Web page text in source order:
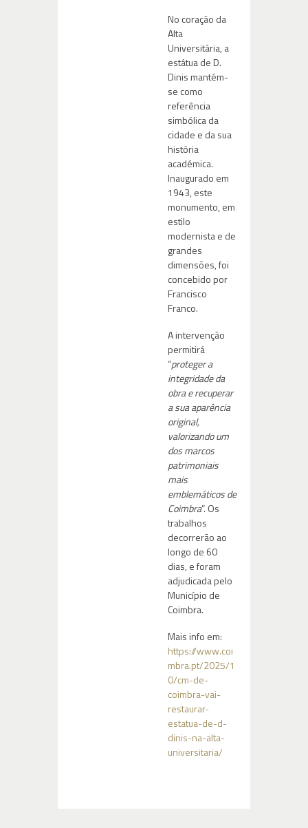
No coração da
Alta
Universitária, a
estátua de D.
Dinis mantém-
se como
referência
simbólica da
cidade e da sua
história
académica.
Inaugurado em
1943, este
monumento, em
estilo
modernista e de
grandes
dimensões, foi
concebido por
Francisco
Franco.
A intervenção
permitirá
“proteger a
integridade da
obra e recuperar
a sua aparência
original,
valorizando um
dos marcos
patrimoniais
mais
emblemáticos de
Coimbra”. Os
trabalhos
decorrerão ao
longo de 60
dias, e foram
adjudicada pelo
Município de
Coimbra.
Mais info em:
https://www.coi
mbra.pt/2025/1
0/cm-de-
coimbra-vai-
restaurar-
estatua-de-d-
dinis-na-alta-
universitaria/